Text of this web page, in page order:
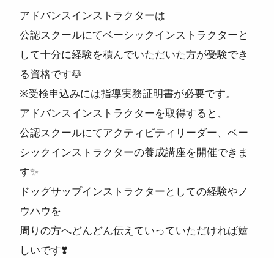
アドバンスインストラクターは
公認スクールにてベーシックインストラクターと
して十分に経験を積んでいただいた方が受験でき
る資格です🐶
※受検申込みには指導実務証明書が必要です。
アドバンスインストラクターを取得すると、
公認スクールにてアクティビティリーダー、ベー
シックインストラクターの養成講座を開催できま
す✨
ドッグサップインストラクターとしての経験やノ
ウハウを
周りの方へどんどん伝えていっていただければ嬉
しいです❣️